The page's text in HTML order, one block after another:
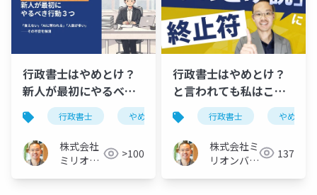
行政書士はやめとけ？
新人が最初にやるべき
行動３つ行政書士 やめとけ
株式会社
ミリオン
>100
行政書士はやめとけ？
と言われても私はこう
考える行政書士 やめとけ
株式会社ミ
リオンバリ
137